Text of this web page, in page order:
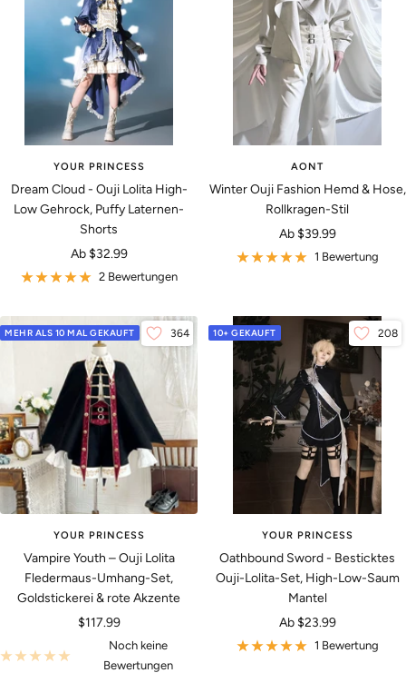
YOUR PRINCESS
Dream Cloud - Ouji Lolita High-
Low Gehrock, Puffy Laternen-
Shorts
Angebotspreis
Ab $32.99
2 Bewertungen
AONT
Winter Ouji Fashion Hemd & Hose,
Rollkragen-Stil
Angebotspreis
Ab $39.99
1 Bewertung
MEHR ALS 10 MAL GEKAUFT 364
YOUR PRINCESS
Vampire Youth – Ouji Lolita
Fledermaus-Umhang-Set,
Goldstickerei & rote Akzente
Angebotspreis
$117.99
Noch keine
Bewertungen
10+ GEKAUFT 208
YOUR PRINCESS
Oathbound Sword - Besticktes
Ouji-Lolita-Set, High-Low-Saum
Mantel
Angebotspreis
Ab $23.99
1 Bewertung